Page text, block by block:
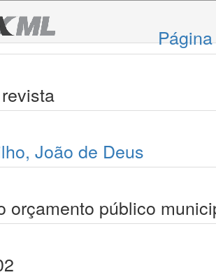
João de Deus
orçamento público